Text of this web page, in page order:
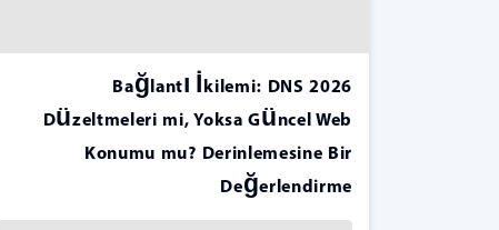
2026 Bağlantı İkilemi: DNS
Düzeltmeleri mi, Yoksa Güncel Web
Konumu mu? Derinlemesine Bir
Değerlendirme